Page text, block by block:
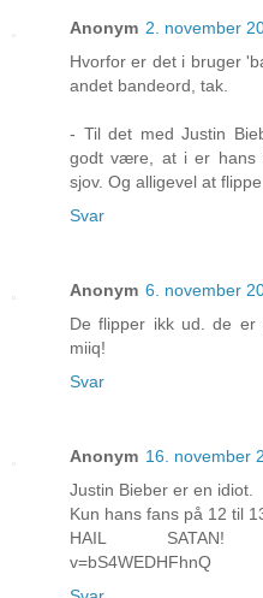
Anonym 2. november
Hvorfor er det i bruger
andet bandeord, tak.
- Til det med Justin
godt være, at i er hans
sjov. Og alligevel at
Svar
Anonym 6. november
De flipper ikk ud. de er
miiq!
Svar
Anonym 16. november
Justin Bieber er en idiot.
Kun hans fans på 12 til
HAIL SATAN!
v=bS4WEDHFhnQ